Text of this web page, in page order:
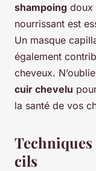
shampoing doux
nourrissant est
Un masque
également
cheveux.
cuir chevelu
la santé de vos
cils